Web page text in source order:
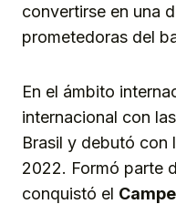
convertirse en una
prometedoras del
En el ámbito
internacional con
Brasil y debutó con
2022. Formó parte
conquistó el